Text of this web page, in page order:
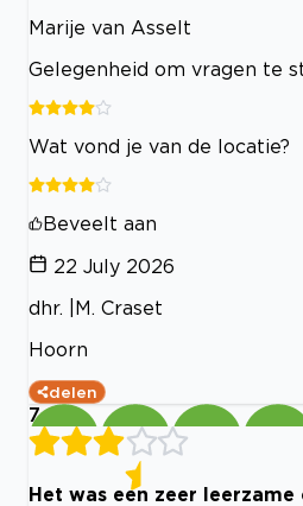
Marije van Asselt
Gelegenheid om vragen te
Wat vond je van de locatie?
Beveelt aan
22 July 2026
dhr. |M. Craset
Hoorn
delen
7
Het was een zeer leerzame